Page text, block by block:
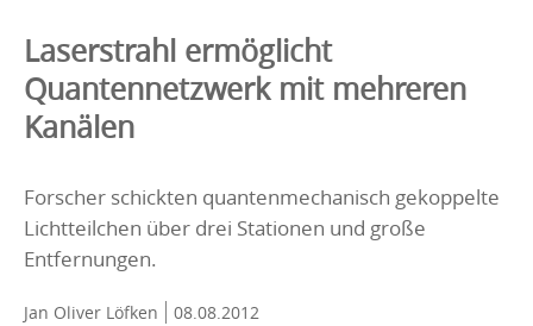
Laserstrahl ermöglicht
Quantennetzwerk mit mehreren
Kanälen
Forscher schickten quantenmechanisch gekoppelte
Lichtteilchen über drei Stationen und große
Entfernungen.
Jan Oliver Löfken 08.08.2012